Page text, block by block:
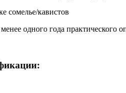
сомелье/кавистов
одного года практического